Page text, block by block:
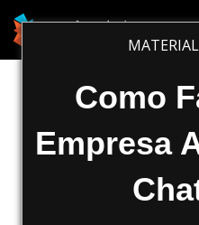
Como
Empresa
SEO
Específico
No mundo da
localização é